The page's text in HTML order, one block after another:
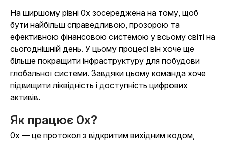
На ширшому рівні 0x зосереджена на тому, щоб
бути найбільш справедливою, прозорою та
ефективною фінансовою системою у всьому світі на
сьогоднішній день. У цьому процесі він хоче ще
більше покращити інфраструктуру для побудови
глобальної системи. Завдяки цьому команда хоче
підвищити ліквідність і доступність цифрових
активів.
Як працює 0x?
0x — це протокол з відкритим вихідним кодом,